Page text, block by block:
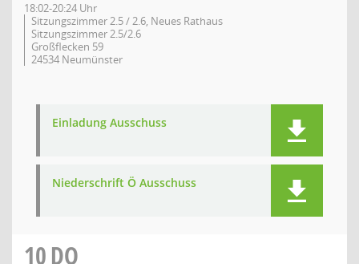
18:02-20:24 Uhr
Sitzungszimmer 2.5 / 2.6, Neues Rathaus
Sitzungszimmer 2.5/2.6
Großflecken 59
24534 Neumünster
Einladung Ausschuss
Niederschrift Ö Ausschuss
10DO